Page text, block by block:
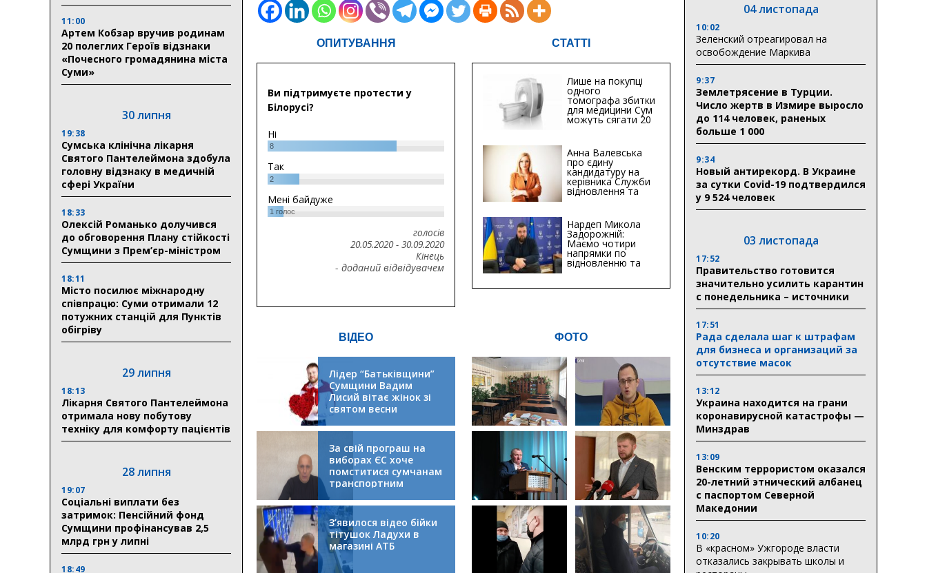
11:00
Артем Кобзар вручив родинам
20 полеглих Героїв відзнаки
«Почесного громадянина міста
Суми»
30 липня
19:38
Сумська клінічна лікарня
Святого Пантелеймона здобула
головну відзнаку в медичній
сфері України
18:33
Олексій Романько долучився
до обговорення Плану стійкості
Сумщини з Прем’єр-міністром
18:11
Місто посилює міжнародну
співпрацю: Суми отримали 12
потужних станцій для Пунктів
обігріву
29 липня
18:13
Лікарня Святого Пантелеймона
отримала нову побутову
техніку для комфорту пацієнтів
28 липня
19:07
Соціальні виплати без
затримок: Пенсійний фонд
Сумщини профінансував 2,5
млрд грн у липні
18:49
ОПИТУВАННЯ
Ви підтримуєте протести у
Білорусі?
Ні
8
Так
2
Мені байдуже
1голос
голосів
20.05.2020- 30.09.2020
Кінець
- доданий відвідувачем
СТАТТІ
Лише на покупці
одного
томографа збитки
для медицини Сум
можуть сягати 20
Анна Валевська
про єдину
кандидатуру на
керівника Служби
відновлення та
Хіба...
Нардеп Микола
Задорожній:
Маємо чотири
напрямки по
відновленню та
інфраструктури
ВІДЕО
Лідер “Батьківщини”
Сумщини Вадим
Лисий вітає жінок зі
святом весни
За свій програш на
виборах ЄС хоче
помститися сумчанам
транспортним
колапсом
З’явилося відео бійки
тітушок Ладухи в
магазині АТБ
ФОТО
04 листопада
10:02
Зеленский отреагировал на
освобождение Маркива
9:37
Землетрясение в Турции.
Число жертв в Измире выросло
до 114 человек, раненых
больше 1 000
9:34
Новый антирекорд. В Украине
за сутки Covid-19 подтвердился
у 9 524 человек
03 листопада
17:52
Правительство готовится
значительно усилить карантин
с понедельника – источники
17:51
Рада сделала шаг к штрафам
для бизнеса и организаций за
отсутствие масок
13:12
Украина находится на грани
коронавирусной катастрофы —
Минздрав
13:09
Венским террористом оказался
20-летний этнический албанец
с паспортом Северной
Македонии
10:20
В «красном» Ужгороде власти
отказались закрывать школы и